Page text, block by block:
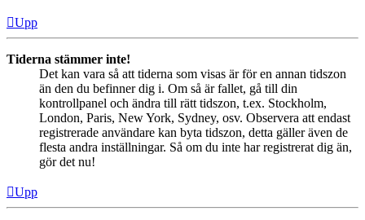
Upp
Tiderna stämmer inte!
Det kan vara så att tiderna som visas är för en annan tidszon
än den du befinner dig i. Om så är fallet, gå till din
kontrollpanel och ändra till rätt tidszon, t.ex. Stockholm,
London, Paris, New York, Sydney, osv. Observera att endast
registrerade användare kan byta tidszon, detta gäller även de
flesta andra inställningar. Så om du inte har registrerat dig än,
gör det nu!
Upp